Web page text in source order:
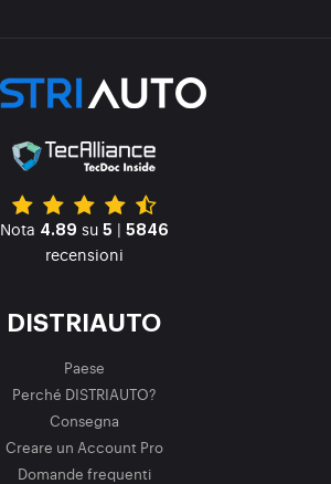
Nota 4.89 su 5 | 5846
recensioni
DISTRIAUTO
Paese
Perché DISTRIAUTO?
Consegna
Creare un Account Pro
Domande frequenti